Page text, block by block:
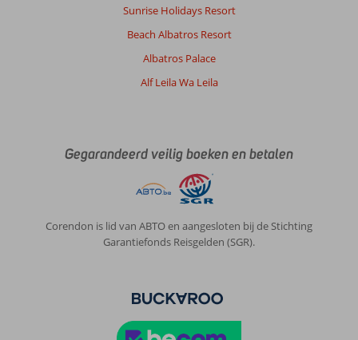
Sunrise Holidays Resort
Beach Albatros Resort
Albatros Palace
Alf Leila Wa Leila
Gegarandeerd veilig boeken en betalen
Corendon is lid van ABTO en aangesloten bij de Stichting
Garantiefonds Reisgelden (SGR).